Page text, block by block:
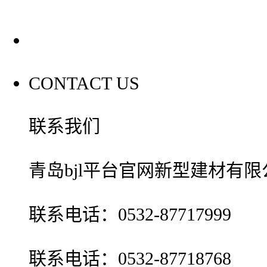
CONTACT US
联系我们
青岛bjl平台官网新型建材有限
联系电话：0532-87717999
联系电话：0532-87718768